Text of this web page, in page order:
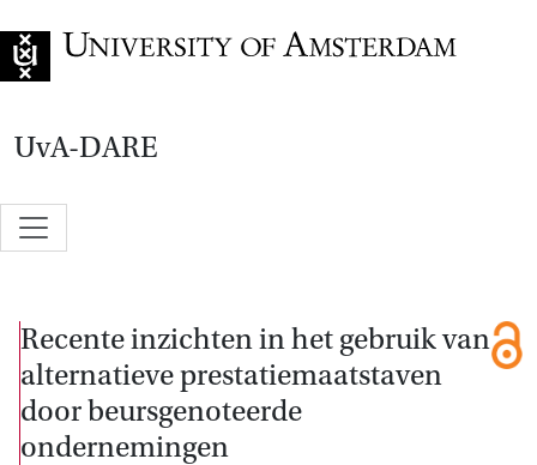
UvA-DARE
Recente inzichten in het gebruik van
alternatieve prestatiemaatstaven
door beursgenoteerde
ondernemingen